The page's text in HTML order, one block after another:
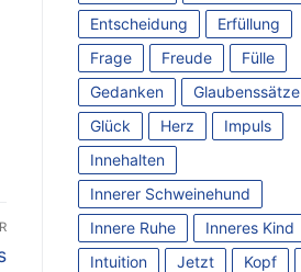
Entscheidung
Erfüllung
Frage
Freude
Fülle
Gedanken
Glaubenssätze
Glück
Herz
Impuls
Innehalten
Innerer Schweinehund
Innere Ruhe
Inneres Kind
Intuition
Jetzt Kopf